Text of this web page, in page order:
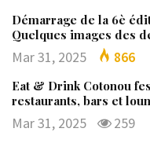
Démarrage de la 6è
Quelques images des
Mar 31, 2025 866
Eat & Drink Cotonou
restaurants, bars et
Mar 31, 2025 259